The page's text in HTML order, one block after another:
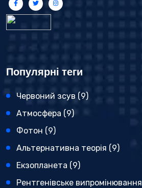
Популярні теги
Червоний зсув (9)
Атмосфера (9)
Фотон (9)
Альтернативна теорія (9)
Екзопланета (9)
Рентгенівське випромінювання